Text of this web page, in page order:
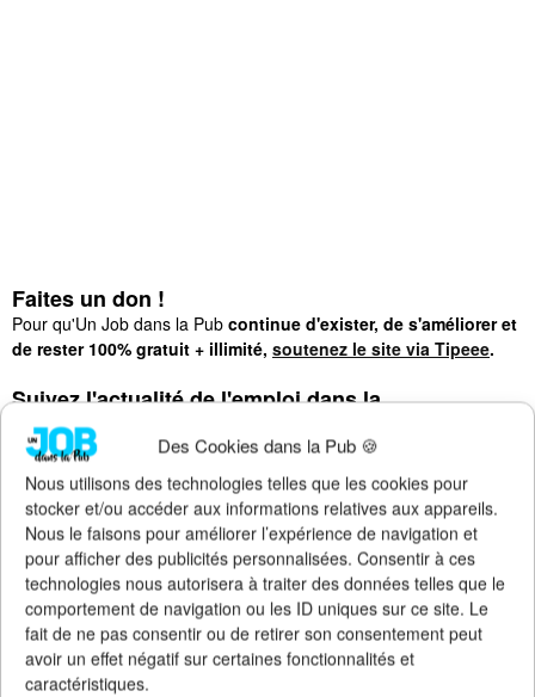
Des Cookies dans la Pub 🍪
Nous utilisons des technologies telles que les cookies pour
stocker et/ou accéder aux informations relatives aux appareils.
Nous le faisons pour améliorer l’expérience de navigation et
pour afficher des publicités personnalisées. Consentir à ces
technologies nous autorisera à traiter des données telles que le
comportement de navigation ou les ID uniques sur ce site. Le
fait de ne pas consentir ou de retirer son consentement peut
avoir un effet négatif sur certaines fonctionnalités et
caractéristiques.
Faites un don !
Pour qu'Un Job dans la Pub continue d'exister, de s'améliorer et
de rester 100% gratuit + illimité, soutenez le site via Tipeee.
Suivez l'actualité de l'emploi dans la
communication sur :
>Notre groupe LinkedIn(+14K membres)
Notre (nouvelle) page LinkedIn(+4K followers)
Notre page Facebook(+5K fans)
Notre newsletter emploi(+3K abonnés)
>Notre compte Twitter(+5K followers)